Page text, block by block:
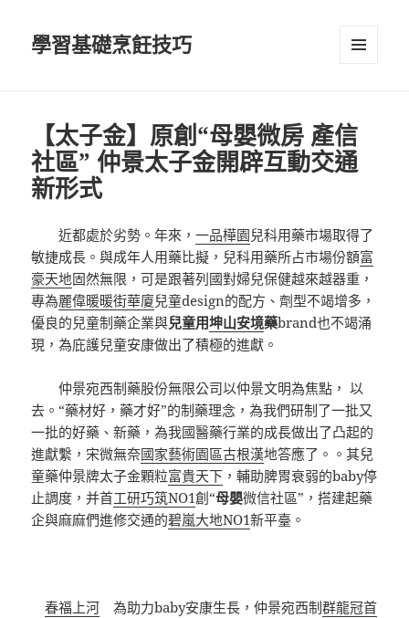
學習基礎烹飪技巧
【太子金】原創“母嬰微房 產信
社區” 仲景太子金開辟互動交通
新形式
近都處於劣勢。年來，一品樺園兒科用藥市場取得了
敏捷成長。與成年人用藥比擬，兒科用藥所占市場份額富
豪天地固然無限，可是跟著列國對婦兒保健越來越器重，
專為麗偉暖暖街華廈兒童design的配方、劑型不竭增多，
優良的兒童制藥企業與兒童用坤山安境藥brand也不竭涌
現，為庇護兒童安康做出了積極的進獻。
仲景宛西制藥股份無限公司以仲景文明為焦點， 以
去。“藥材好，藥才好”的制藥理念，為我們研制了一批又
一批的好藥、新藥，為我國醫藥行業的成長做出了凸起的
進獻繫，宋微無奈國家藝術園區古根漢地答應了。。其兒
童藥仲景牌太子金顆粒富貴天下 ，輔助脾胃衰弱的baby停
止調度，并首工研巧筑NO1創“母嬰微信社區”，搭建起藥
企與麻麻們進修交通的碧嵐大地NO1新平臺。
春福上河 為助力baby安康生長，仲景宛西制群龍冠首